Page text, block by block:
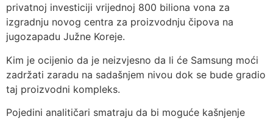
privatnoj investiciji vrijednoj 800 biliona vona za
izgradnju novog centra za proizvodnju čipova na
jugozapadu Južne Koreje.
Kim je ocijenio da je neizvjesno da li će Samsung moći
zadržati zaradu na sadašnjem nivou dok se bude gradio
taj proizvodni kompleks.
Pojedini analitičari smatraju da bi moguće kašnjenje